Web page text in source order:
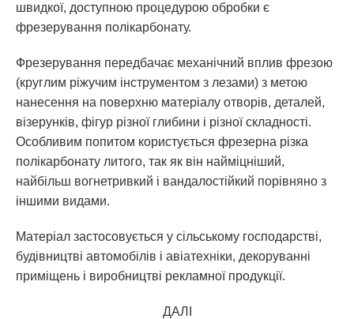
швидкої, доступною процедурою обробки є
фрезерування полікарбонату.
Фрезерування передбачає механічний вплив фрезою
(круглим ріжучим інструментом з лезами) з метою
нанесення на поверхню матеріалу отворів, деталей,
візерунків, фігур різної глибини і різної складності.
Особливим попитом користується фрезерна різка
полікарбонату литого, так як він найміцніший,
найбільш вогнетривкий і вандалостійкий порівняно з
іншими видами.
Матеріал застосовується у сільському господарстві,
будівництві автомобілів і авіатехніки, декоруванні
приміщень і виробництві рекламної продукції.
ДАЛІ